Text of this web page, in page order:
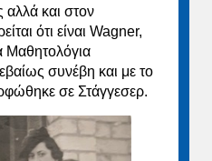
αλλά και στον
ότι είναι Wagner,
Μαθητολόγια
συνέβη και με το
σε Στάγγεσερ.